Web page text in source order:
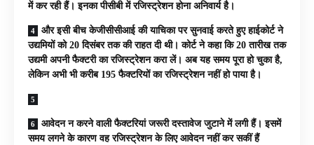
में कर रही हैं। इनका पीसीबी में रजिस्ट्रेशन होना अनिवार्य है।
और इसी बीच केजीसीसीआई की याचिका पर सुनवाई करते हुए हाईकोर्ट ने
उद्यमियों को 20 दिसंबर तक की राहत दी थी। कोर्ट ने कहा कि 20 तारीख तक
उद्यमी अपनी फैक्टरी का रजिस्ट्रेशन करा लें। अब यह समय पूरा हो चुका है,
लेकिन अभी भी करीब 195 फैक्टरियों का रजिस्ट्रेशन नहीं हो पाया है।
आवेदन न करने वाली फैक्टरियां जरूरी दस्तावेज जुटाने में लगी हैं। इसमें
समय लगने के कारण वह रजिस्ट्रेशन के लिए आवेदन नहीं कर सकीं हैं